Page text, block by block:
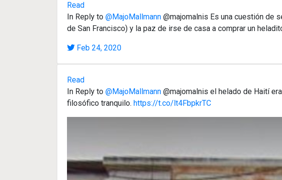
Read
In Reply to @MajoMallmann @majomalnis Es una cuestión de
de San Francisco) y la paz de irse de casa a comprar un
Feb 24, 2020
Read
In Reply to @MajoMallmann @majomalnis el helado de Haití
filosófico tranquilo. https://t.co/lt4FbpkrTC